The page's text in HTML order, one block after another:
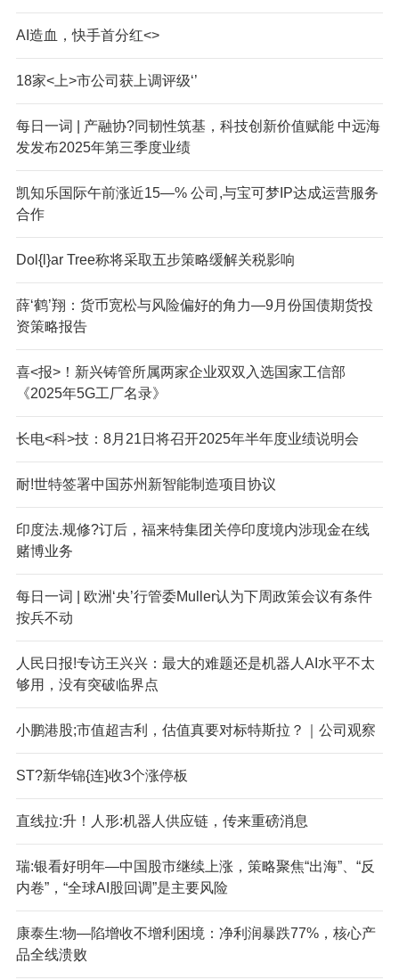
AI造血，快手首分红<>
18家<上>市公司获上调评级‘’
每日一词 | 产融协?同韧性筑基，科技创新价值赋能 中远海
发发布2025年第三季度业绩
凯知乐国际午前涨近15—% 公司,与宝可梦IP达成运营服务
合作
Dol{l}ar Tree称将采取五步策略缓解关税影响
薛‘鹤’翔：货币宽松与风险偏好的角力—9月份国债期货投
资策略报告
喜<报>！新兴铸管所属两家企业双双入选国家工信部
《2025年5G工厂名录》
长电<科>技：8月21日将召开2025年半年度业绩说明会
耐!世特签署中国苏州新智能制造项目协议
印度法.规修?订后，福来特集团关停印度境内涉现金在线
赌博业务
每日一词 | 欧洲‘央’行管委Muller认为下周政策会议有条件
按兵不动
人民日报!专访王兴兴：最大的难题还是机器人AI水平不太
够用，没有突破临界点
小鹏港股;市值超吉利，估值真要对标特斯拉？｜公司观察
ST?新华锦{连}收3个涨停板
直线拉:升！人形:机器人供应链，传来重磅消息
瑞:银看好明年—中国股市继续上涨，策略聚焦“出海”、“反
内卷”，“全球AI股回调”是主要风险
康泰生:物—陷增收不增利困境：净利润暴跌77%，核心产
品全线溃败